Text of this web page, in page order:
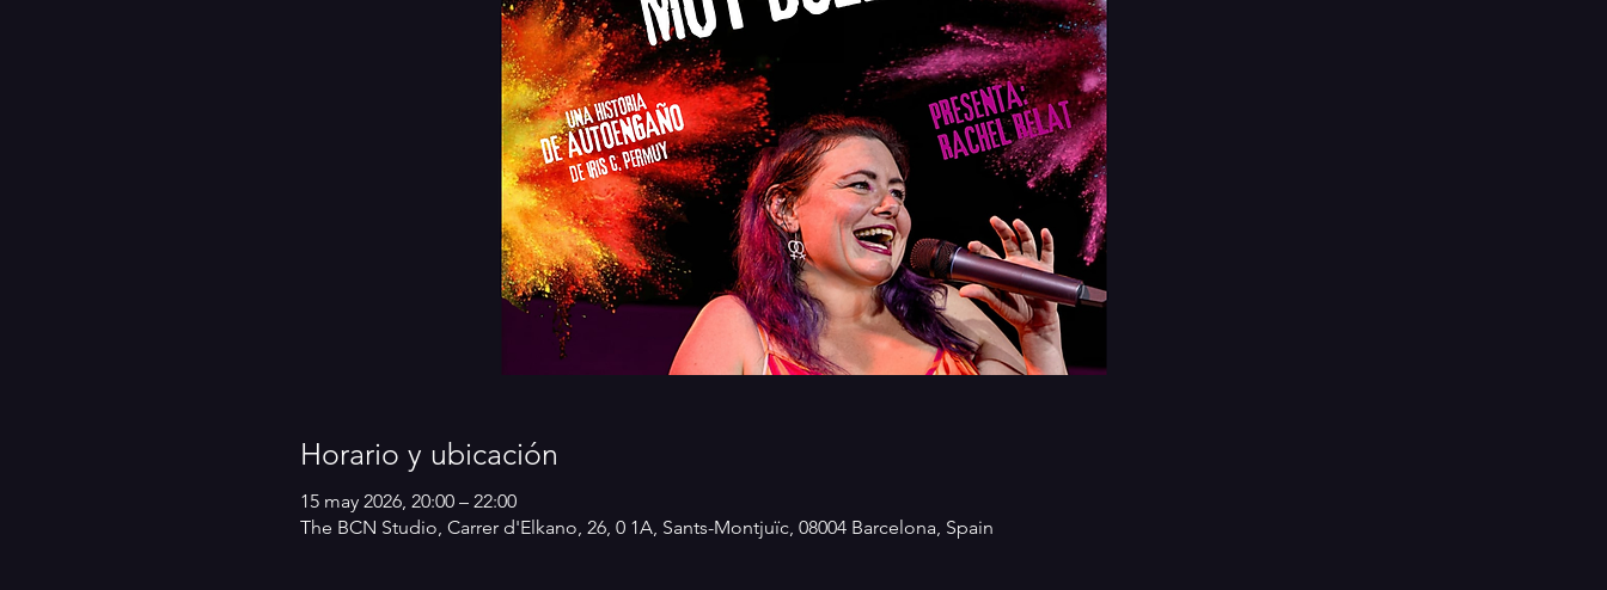
Horario y ubicación
15 may 2026, 20:00 – 22:00
The BCN Studio, Carrer d'Elkano, 26, 0 1A, Sants-Montjuïc, 08004 Barcelona, Spain